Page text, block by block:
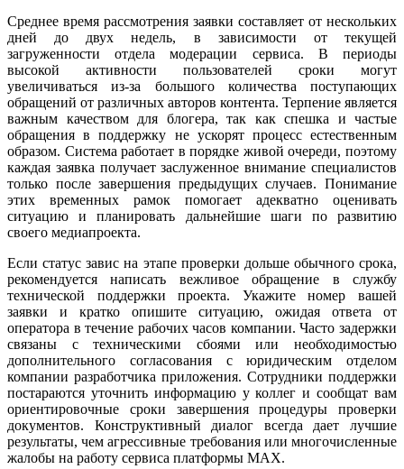
Среднее время рассмотрения заявки составляет от нескольких
дней до двух недель, в зависимости от текущей
загруженности отдела модерации сервиса. В периоды
высокой активности пользователей сроки могут
увеличиваться из-за большого количества поступающих
обращений от различных авторов контента. Терпение является
важным качеством для блогера, так как спешка и частые
обращения в поддержку не ускорят процесс естественным
образом. Система работает в порядке живой очереди, поэтому
каждая заявка получает заслуженное внимание специалистов
только после завершения предыдущих случаев. Понимание
этих временных рамок помогает адекватно оценивать
ситуацию и планировать дальнейшие шаги по развитию
своего медиапроекта.
Если статус завис на этапе проверки дольше обычного срока,
рекомендуется написать вежливое обращение в службу
технической поддержки проекта. Укажите номер вашей
заявки и кратко опишите ситуацию, ожидая ответа от
оператора в течение рабочих часов компании. Часто задержки
связаны с техническими сбоями или необходимостью
дополнительного согласования с юридическим отделом
компании разработчика приложения. Сотрудники поддержки
постараются уточнить информацию у коллег и сообщат вам
ориентировочные сроки завершения процедуры проверки
документов. Конструктивный диалог всегда дает лучшие
результаты, чем агрессивные требования или многочисленные
жалобы на работу сервиса платформы MAX.